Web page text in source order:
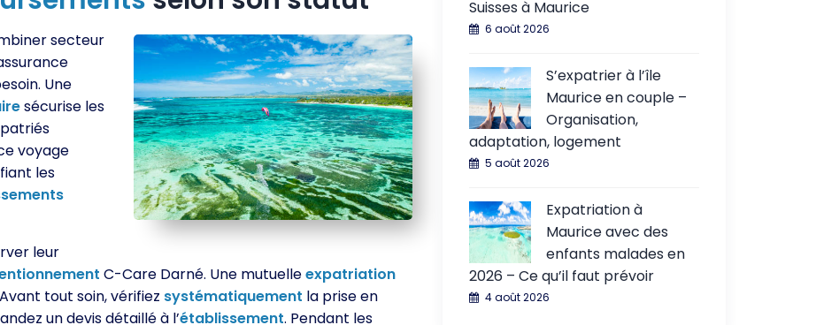
secteur
Une
sécurise les
voyage
les
leur
C-Care Darné. Une mutuelleexpatriation
tout soin, vérifiez systématiquement la prise en
un devis détaillé à l’établissement. Pendant les
Suisses à Maurice
6 août 2026
S’expatrier à l’île
Maurice en couple –
Organisation,
adaptation, logement
5 août 2026
Expatriation à
Maurice avec des
enfants malades en
2026 – Ce qu’il faut prévoir
4 août 2026